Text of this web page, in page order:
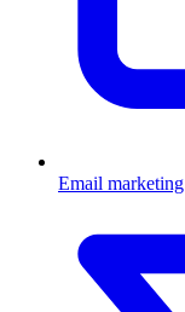
Email marketing